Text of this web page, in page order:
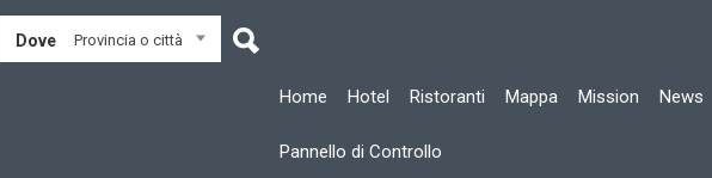
Dove Provincia o città
Home Hotel Ristoranti Mappa Mission News
Pannello di Controllo